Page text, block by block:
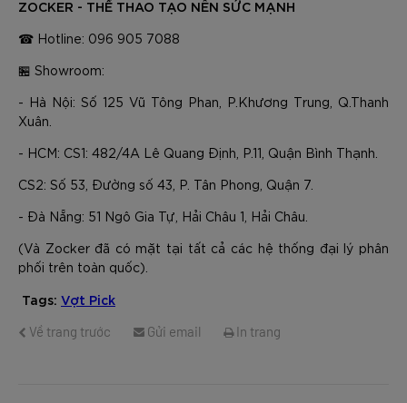
ZOCKER - THỂ THAO TẠO NÊN SỨC MẠNH
☎ Hotline: 096 905 7088
🏪 Showroom:
- Hà Nội: Số 125 Vũ Tông Phan, P.Khương Trung, Q.Thanh
Xuân.
- HCM: CS1: 482/4A Lê Quang Định, P.11, Quận Bình Thạnh.
CS2: Số 53, Đường số 43, P. Tân Phong, Quận 7.
- Đà Nẵng: 51 Ngô Gia Tự, Hải Châu 1, Hải Châu.
(Và Zocker đã có mặt tại tất cả các hệ thống đại lý phân
phối trên toàn quốc).
Tags: Vợt Pick
Về trang trước Gửi email In trang